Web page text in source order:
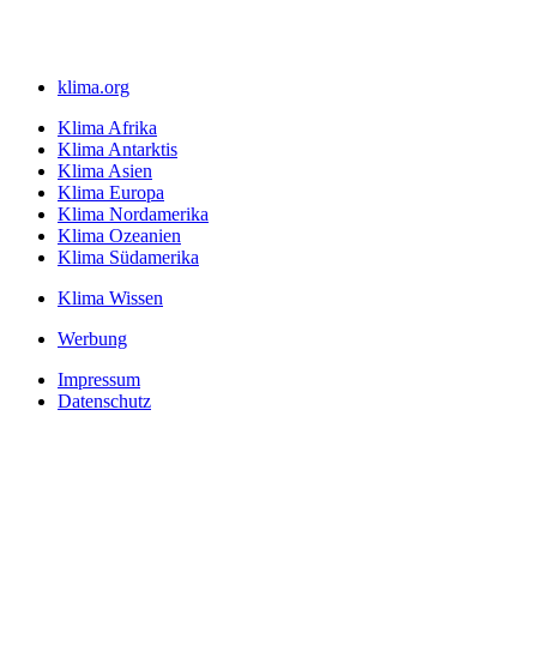
klima.org
Klima Afrika
Klima Antarktis
Klima Asien
Klima Europa
Klima Nordamerika
Klima Ozeanien
Klima Südamerika
Klima Wissen
Werbung
Impressum
Datenschutz